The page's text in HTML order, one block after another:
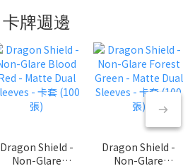
卡牌週邊
Dragon Shield -
Non-Glare
Dragon Shield -
Non-Glare